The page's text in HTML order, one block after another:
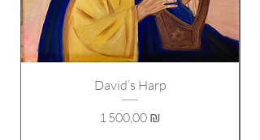
David’s Harp
Prix
1 500,00 ₪